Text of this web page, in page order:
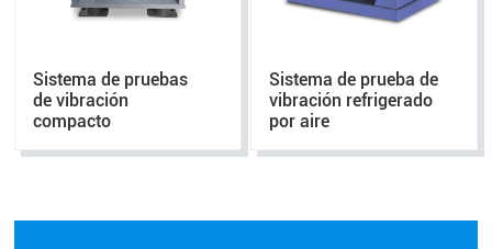
Sistema de pruebas
de vibración
compacto
Sistema de prueba de
vibración refrigerado
por aire